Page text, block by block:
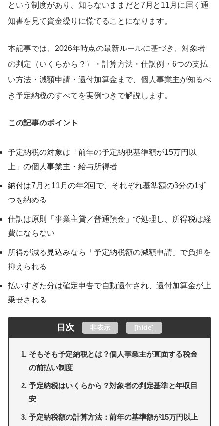
という制度があり、知らないままだと7月と11月に届く通
知書を見て資金繰りに慌てることになります。
本記事では、2026年時点の最新ルールに基づき、対象者
の判定（いくらから？）・計算方法・仕訳例・6つの支払
い方法・減額申請・還付加算金まで、個人事業主が知るべ
き予定納税のすべてを実例つきで解説します。
この記事のポイント
予定納税の対象は「前年の予定納税基準額が15万円以
上」の個人事業主・給与所得者
納付は7月と11月の年2回で、それぞれ基準額の3分の1ず
つを納める
仕訳は原則「事業主貸／普通預金」で処理し、所得税は経
費にならない
所得が減る見込みなら「予定納税額の減額申請」で負担を
抑えられる
払いすぎた分は確定申告で自動還付され、還付加算金が上
乗せされる
目次 非表示 [hide]
そもそも予定納税とは？個人事業主が直面する税金
の前払い制度
予定納税はいくらから？対象者の判定基準と年収目
安
予定納税額の計算方法：前年の基準額が15万円以上